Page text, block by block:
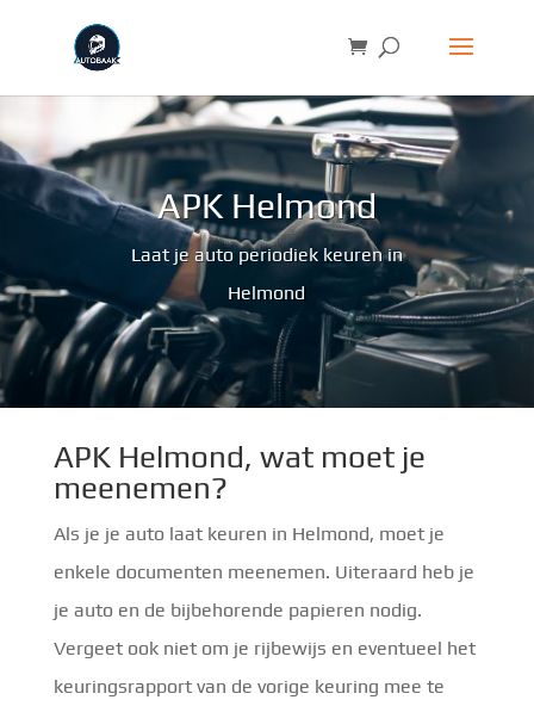
APK Helmond
Laat je auto periodiek keuren in
Helmond
APK Helmond, wat moet je
meenemen?
Als je je auto laat keuren in Helmond, moet je
enkele documenten meenemen. Uiteraard heb je
je auto en de bijbehorende papieren nodig.
Vergeet ook niet om je rijbewijs en eventueel het
keuringsrapport van de vorige keuring mee te